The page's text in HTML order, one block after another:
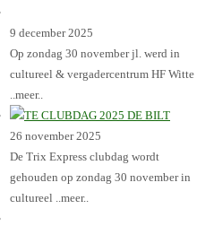
9 december 2025
Op zondag 30 november jl. werd in
cultureel & vergadercentrum HF Witte
..meer..
26 november 2025
De Trix Express clubdag wordt
gehouden op zondag 30 november in
cultureel ..meer..